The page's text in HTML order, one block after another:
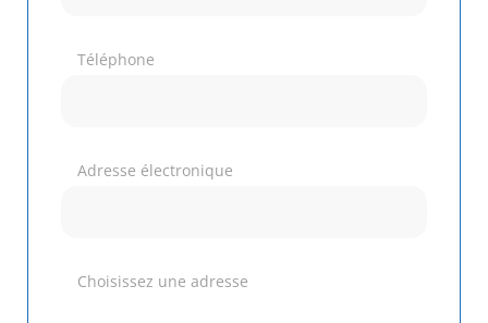
Téléphone
Adresse électronique
Choisissez une adresse